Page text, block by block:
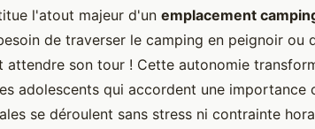
l'atout majeur d'un emplacement
de traverser le camping en peignoir ou
attendre son tour ! Cette autonomie
adolescents qui accordent une importance
se déroulent sans stress ni contrainte